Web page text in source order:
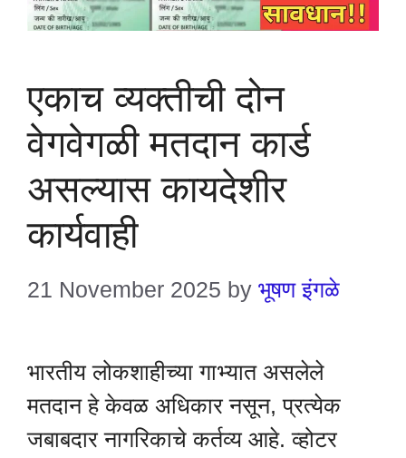
एकाच व्यक्तीची दोन
वेगवेगळी मतदान कार्ड
असल्यास कायदेशीर
कार्यवाही
21 November 2025 by भूषण इंगळे
भारतीय लोकशाहीच्या गाभ्यात असलेले
मतदान हे केवळ अधिकार नसून, प्रत्येक
जबाबदार नागरिकाचे कर्तव्य आहे. व्होटर